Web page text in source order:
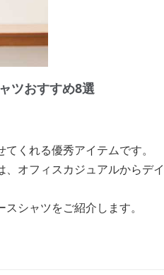
ツおすすめ8選
くれる優秀アイテムです。
オフィスカジュアルからデ
シャツをご紹介します。